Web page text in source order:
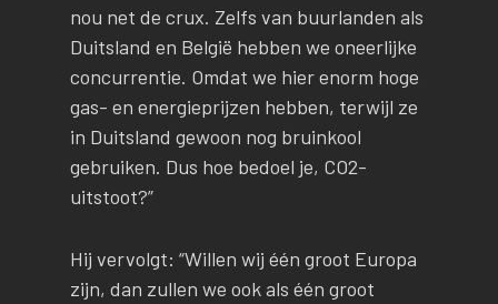
nou net de crux. Zelfs van buurlanden als
Duitsland en België hebben we oneerlijke
concurrentie. Omdat we hier enorm hoge
gas- en energieprijzen hebben, terwijl ze
in Duitsland gewoon nog bruinkool
gebruiken. Dus hoe bedoel je, CO2-
uitstoot?”
Hij vervolgt: “Willen wij één groot Europa
zijn, dan zullen we ook als één groot